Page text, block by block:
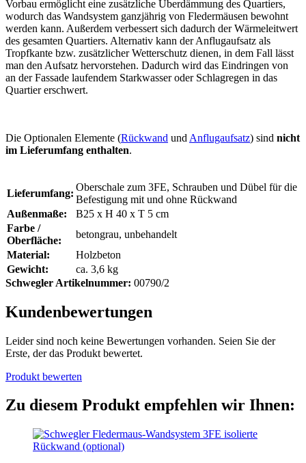
Vorbau ermöglicht eine zusätzliche Überdämmung des Quartiers,
wodurch das Wandsystem ganzjährig von Fledermäusen bewohnt
werden kann. Außerdem verbessert sich dadurch der Wärmeleitwert
des gesamten Quartiers. Alternativ kann der Anflugaufsatz als
Tropfkante bzw. zusätzlicher Wetterschutz dienen, in dem Fall lässt
man den Aufsatz hervorstehen. Dadurch wird das Eindringen von
an der Fassade laufendem Starkwasser oder Schlagregen in das
Quartier erschwert.
Die Optionalen Elemente (Rückwand und Anflugaufsatz) sind nicht
im Lieferumfang enthalten.
Lieferumfang:
Oberschale zum 3FE, Schrauben und Dübel für die
Befestigung mit und ohne Rückwand
Außenmaße:
B25 x H 40 x T 5 cm
Farbe /
Oberfläche:
betongrau, unbehandelt
Material:
Holzbeton
Gewicht:
ca. 3,6 kg
Schwegler Artikelnummer: 00790/2
Kundenbewertungen
Leider sind noch keine Bewertungen vorhanden. Seien Sie der
Erste, der das Produkt bewertet.
Produkt bewerten
Zu diesem Produkt empfehlen wir Ihnen: